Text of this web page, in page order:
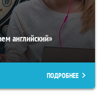
английский»
ПОДРОБНЕЕ